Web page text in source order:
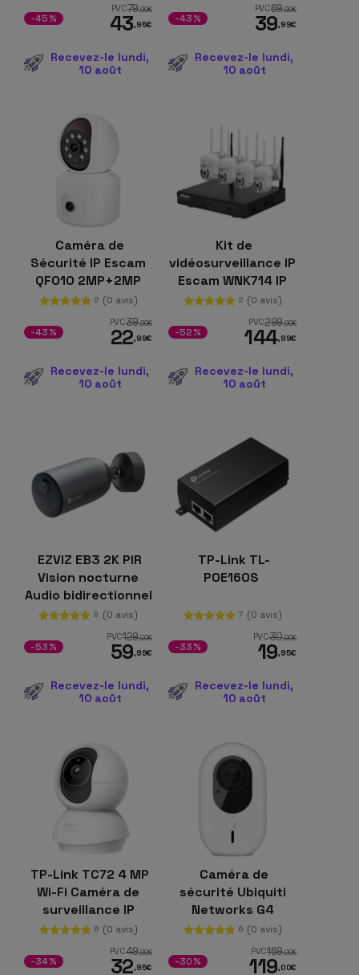
PVC79,99€
43,95€
-45%
Recevez-le lundi,
10 août
PVC69,99€
39,99€
-43%
Recevez-le lundi,
10 août
Caméra de
Sécurité IP Escam
QF010 2MP+2MP
Vision Nocturne
Couleur
Panoramique Wifi
2 (0 avis)
PVC39,99€
22,99€
-43%
Recevez-le lundi,
10 août
Kit de
vidéosurveillance IP
Escam WNK714 IP
3MP Wifi 4 Caméras
Blanc
2 (0 avis)
PVC299,00€
144,99€
-52%
Recevez-le lundi,
10 août
EZVIZ EB3 2K PIR
Vision nocturne
Audio bidirectionnel
WiFi Batterie Noir
8 (0 avis)
PVC129,00€
59,99€
-53%
Recevez-le lundi,
10 août
TP-Link TL-
POE160S
7 (0 avis)
PVC30,00€
19,95€
-33%
Recevez-le lundi,
10 août
TP-Link TC72 4 MP
Wi-Fi Caméra de
surveillance IP
intérieure
6 (0 avis)
PVC49,99€
32,95€
-34%
Caméra de
sécurité Ubiquiti
Networks G4
Instant 2K WiFi
Double Microphone
Haut-parleur Mur
6 (0 avis)
PVC169,00€
119,00€
-30%